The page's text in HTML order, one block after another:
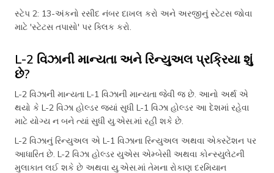
સ્ટેપ 2: 13-અંકનો રસીદ નંબર દાખલ કરો અને અરજીનું સ્ટેટસ જોવા
માટે 'સ્ટેટસ તપાસો' પર ક્લિક કરો.
L-2 વિઝાની માન્યતા અને રિન્યુઅલ પ્રક્રિયા શું
છે?
L-2 વિઝાની માન્યતા L-1 વિઝાની માન્યતા જેવી જ છે. આનો અર્થ એ
થયો કે L-2 વિઝા હોલ્ડર જ્યાં સુધી L-1 વિઝા હોલ્ડર આ દેશમાં રહેવા
માટે યોગ્ય ન બને ત્યાં સુધી યુ.એસ.માં રહી શકે છે.
L-2 વિઝાનું રિન્યુઅલ એ L-1 વિઝાના રિન્યુઅલ અથવા એક્સ્ટેંશન પર
આધારિત છે. L-2 વિઝા હોલ્ડર યુએસ એમ્બેસી અથવા કોન્સ્યુલેટની
મુલાકાત લઈ શકે છે અથવા યુ.એસ.માં તેમના રોકાણ દરમિયાન